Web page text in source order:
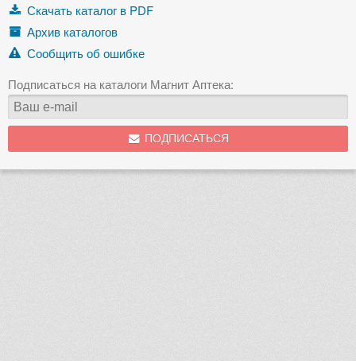
Скачать каталог в PDF
Архив каталогов
Сообщить об ошибке
Подписаться на каталоги Магнит Аптека:
ПОДПИСАТЬСЯ